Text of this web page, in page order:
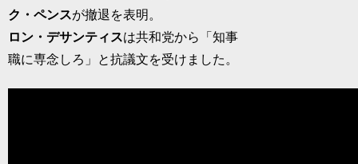
ク・ペンスが撤退を表明。
ロン・デサンティスは共和党から「知事
職に専念しろ」と抗議文を受けました。